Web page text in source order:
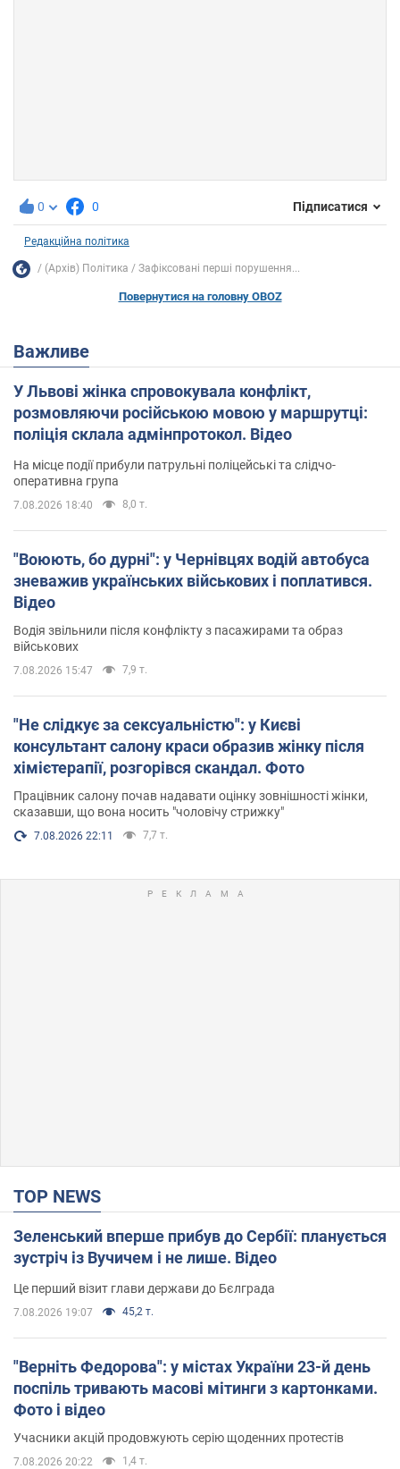
0 0 Підписатися
Редакційна політика
(Архів) Політика Зафіксовані перші порушення...
Повернутися на головну OBOZ
Важливе
У Львові жінка спровокувала конфлікт,
розмовляючи російською мовою у маршрутці:
поліція склала адмінпротокол. Відео
На місце події прибули патрульні поліцейські та слідчо-
оперативна група
7.08.2026 18:40 8,0 т.
"Воюють, бо дурні": у Чернівцях водій автобуса
зневажив українських військових і поплатився.
Відео
Водія звільнили після конфлікту з пасажирами та образ
військових
7.08.2026 15:47 7,9 т.
"Не слідкує за сексуальністю": у Києві
консультант салону краси образив жінку після
хімієтерапії, розгорівся скандал. Фото
Працівник салону почав надавати оцінку зовнішності жінки,
сказавши, що вона носить "чоловічу стрижку"
7.08.2026 22:11 7,7 т.
TOP NEWS
Зеленський вперше прибув до Сербії: планується
зустріч із Вучичем і не лише. Відео
Це перший візит глави держави до Бєлграда
7.08.2026 19:07 45,2 т.
"Верніть Федорова": у містах України 23-й день
поспіль тривають масові мітинги з картонками.
Фото і відео
Учасники акцій продовжують серію щоденних протестів
7.08.2026 20:22 1,4 т.